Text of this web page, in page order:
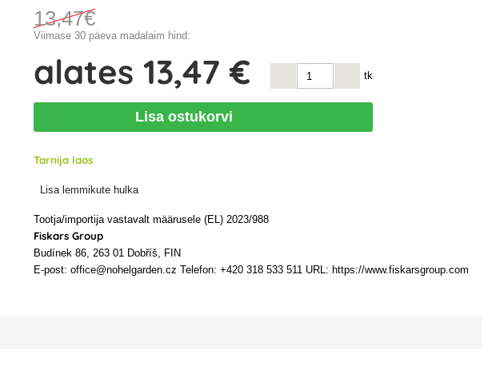
13,47€
Viimase 30 päeva madalaim hind:
alates13,47 € tk
Lisa ostukorvi
Tarnija laos
Lisa lemmikute hulka
Tootja/importija vastavalt määrusele (EL) 2023/988
Fiskars Group
Budínek 86, 263 01 Dobříš, FIN
E-post: office@nohelgarden.cz Telefon: +420 318 533 511 URL: https://www.fiskarsgroup.com